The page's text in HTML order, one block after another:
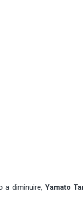
a diminuire, Yamato